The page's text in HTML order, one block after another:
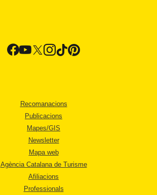
Recomanacions
Publicacions
Mapes/GIS
Newsletter
Mapa web
Agència Catalana de Turisme
Afiliacions
Professionals